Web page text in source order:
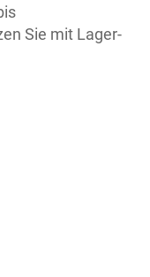
Sie mit Lager-